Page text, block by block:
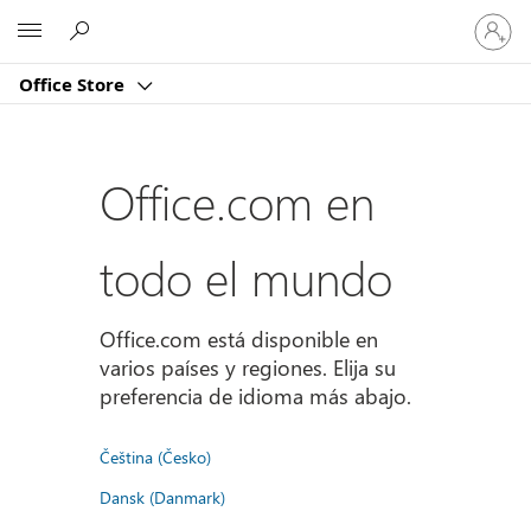
Office Store
Iniciar
sesión
en
cuenta
Office.com en
todo el mundo
Office.com está disponible en
varios países y regiones. Elija su
preferencia de idioma más abajo.
Čeština (Česko)
Dansk (Danmark)